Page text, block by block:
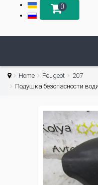
0
Home Peugeot
207
Подушка безопасности